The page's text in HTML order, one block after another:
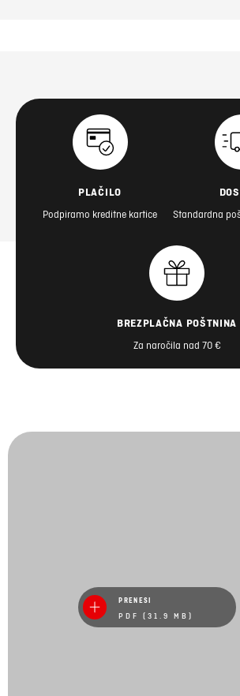
PLAČILO
Podpiramo kreditne kartice
Standardna
BREZPLAČNA POŠTNINA
Za naročila nad 70 €
PRENESI
PDF (31.9 MB)